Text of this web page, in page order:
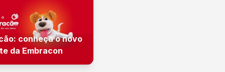
conheça o novo
da Embracon